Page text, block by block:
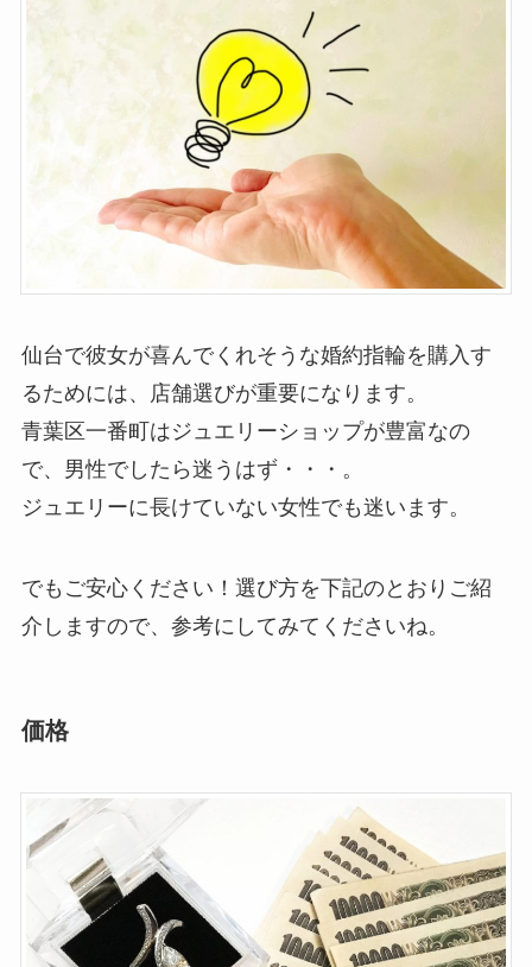
仙台で彼女が喜んでくれそうな婚約指輪を購入す
るためには、店舗選びが重要になります。
青葉区一番町はジュエリーショップが豊富なの
で、男性でしたら迷うはず・・・。
ジュエリーに長けていない女性でも迷います。
でもご安心ください！選び方を下記のとおりご紹
介しますので、参考にしてみてくださいね。
価格